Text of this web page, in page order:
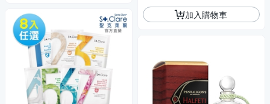
加入購物車